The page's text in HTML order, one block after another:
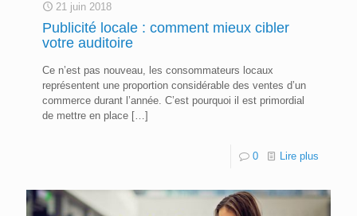
21 juin 2018
Publicité locale : comment mieux cibler
votre auditoire
Ce n’est pas nouveau, les consommateurs locaux
représentent une proportion considérable des ventes d’un
commerce durant l’année. C’est pourquoi il est primordial
de mettre en place […]
0 Lire plus